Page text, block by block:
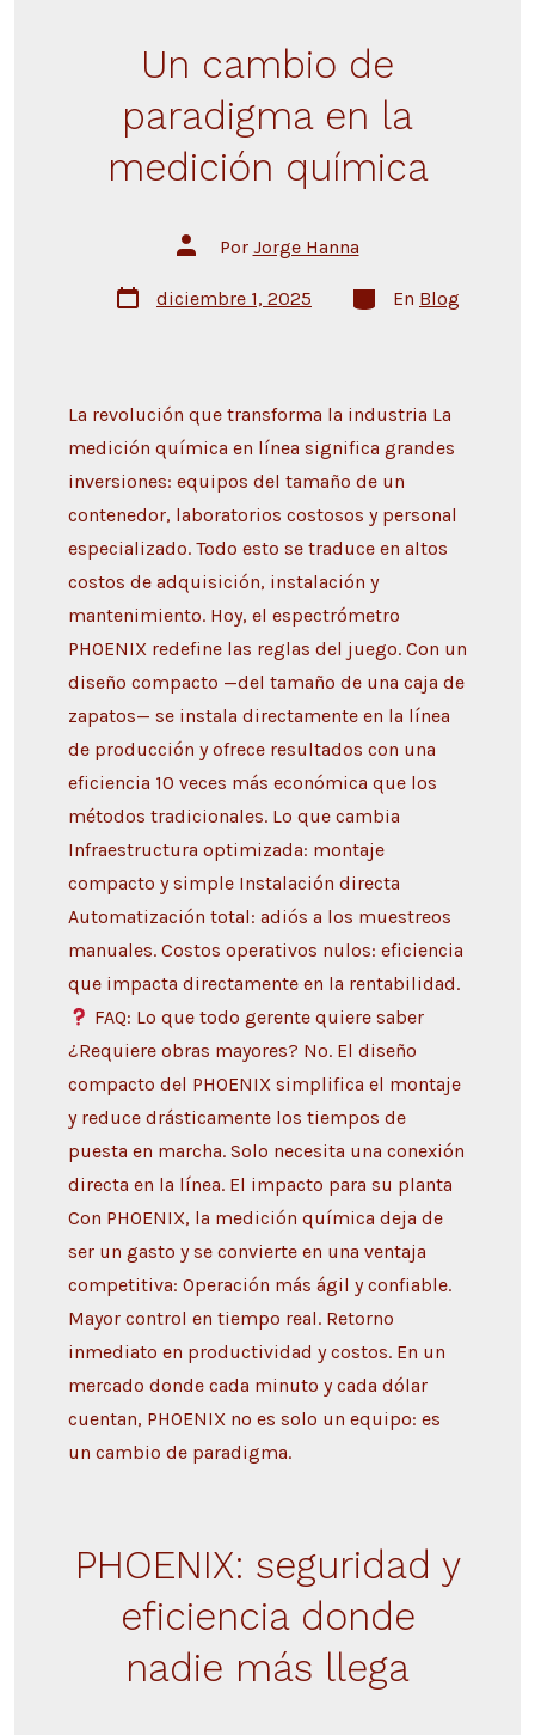
Un cambio de
paradigma en la
medición química
Por Jorge Hanna
diciembre 1, 2025 En Blog
La revolución que transforma la industria La
medición química en línea significa grandes
inversiones: equipos del tamaño de un
contenedor, laboratorios costosos y personal
especializado. Todo esto se traduce en altos
costos de adquisición, instalación y
mantenimiento. Hoy, el espectrómetro
PHOENIX redefine las reglas del juego. Con un
diseño compacto —del tamaño de una caja de
zapatos— se instala directamente en la línea
de producción y ofrece resultados con una
eficiencia 10 veces más económica que los
métodos tradicionales. Lo que cambia
Infraestructura optimizada: montaje
compacto y simple Instalación directa
Automatización total: adiós a los muestreos
manuales. Costos operativos nulos: eficiencia
que impacta directamente en la rentabilidad.
FAQ: Lo que todo gerente quiere saber
¿Requiere obras mayores? No. El diseño
compacto del PHOENIX simplifica el montaje
y reduce drásticamente los tiempos de
puesta en marcha. Solo necesita una conexión
directa en la línea. El impacto para su planta
Con PHOENIX, la medición química deja de
ser un gasto y se convierte en una ventaja
competitiva: Operación más ágil y confiable.
Mayor control en tiempo real. Retorno
inmediato en productividad y costos. En un
mercado donde cada minuto y cada dólar
cuentan, PHOENIX no es solo un equipo: es
un cambio de paradigma.
PHOENIX: seguridad y
eficiencia donde
nadie más llega